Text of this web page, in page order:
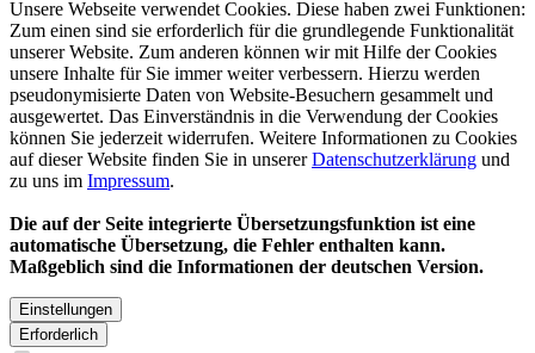
Unsere Webseite verwendet Cookies. Diese haben zwei Funktionen:
Zum einen sind sie erforderlich für die grundlegende Funktionalität
unserer Website. Zum anderen können wir mit Hilfe der Cookies
unsere Inhalte für Sie immer weiter verbessern. Hierzu werden
pseudonymisierte Daten von Website-Besuchern gesammelt und
ausgewertet. Das Einverständnis in die Verwendung der Cookies
können Sie jederzeit widerrufen. Weitere Informationen zu Cookies
auf dieser Website finden Sie in unsererDatenschutzerklärung und
zu uns im Impressum.
Die auf der Seite integrierte Übersetzungsfunktion ist eine
automatische Übersetzung, die Fehler enthalten kann.
Maßgeblich sind die Informationen der deutschen Version.
Einstellungen
Erforderlich